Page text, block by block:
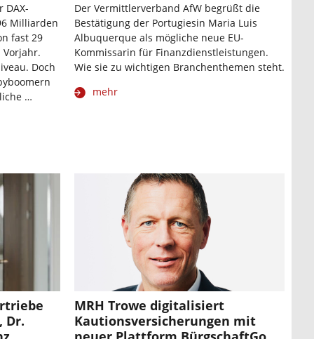
DAX-
Milliarden
fast 29
Doch
…
Der Vermittlerverband AfW begrüßt die
Bestätigung der Portugiesin Maria Luis
Albuquerque als mögliche neue EU-
Kommissarin für Finanzdienstleistungen.
Wie sie zu wichtigen Branchenthemen steht.
mehr
Dr.
MRH Trowe digitalisiert
Kautionsversicherungen mit